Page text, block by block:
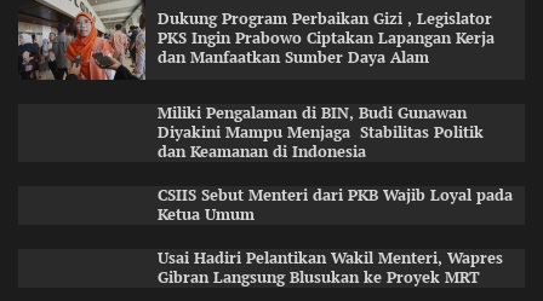
Dukung Program Perbaikan Gizi , Legislator
PKS Ingin Prabowo Ciptakan Lapangan Kerja
dan Manfaatkan Sumber Daya Alam
Miliki Pengalaman di BIN, Budi Gunawan
Diyakini Mampu Menjaga Stabilitas Politik
dan Keamanan di Indonesia
CSIIS Sebut Menteri dari PKB Wajib Loyal pada
Ketua Umum
Usai Hadiri Pelantikan Wakil Menteri, Wapres
Gibran Langsung Blusukan ke Proyek MRT